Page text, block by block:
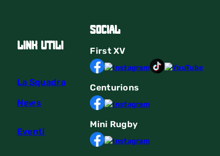
link utili
La Squadra
News
Eventi
Social
FirstXV
Centurions
Mini Rugby